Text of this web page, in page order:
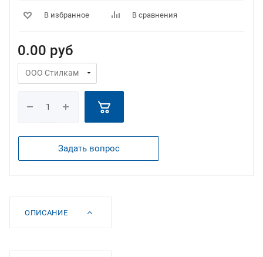
В избранное В сравнения
0.00 руб
Задать вопрос
ОПИСАНИЕ